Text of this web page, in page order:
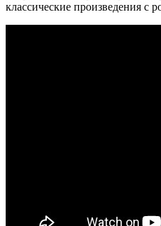
классические произведения с